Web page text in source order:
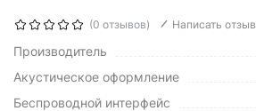
(0 отзывов) Написать отзыв
Производитель
Акустическое оформление
Беспроводной интерфейс